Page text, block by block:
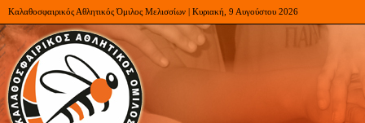
Καλαθοσφαιρικός Αθλητικός Όμιλος Μελισσίων | Κυριακή, 9 Αυγούστου 2026